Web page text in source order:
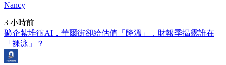
Nancy
3 小時前
礦企紮堆衝AI，華爾街卻給估值「降溫」，財報季揭露誰在
「裸泳」？